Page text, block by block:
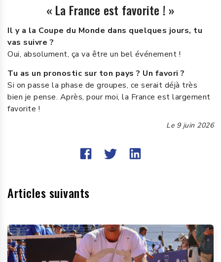
« La France est favorite ! »
Il y a la Coupe du Monde dans quelques jours, tu
vas suivre ?
Oui, absolument, ça va être un bel événement !
Tu as un pronostic sur ton pays ? Un favori ?
Si on passe la phase de groupes, ce serait déjà très
bien je pense. Après, pour moi, la France est largement
favorite !
Le 9 juin 2026
Articles suivants